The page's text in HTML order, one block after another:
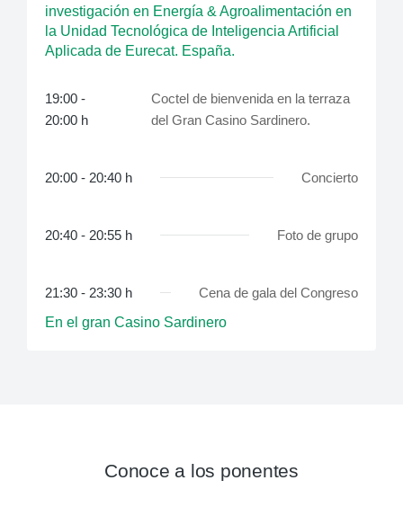
investigación en Energía & Agroalimentación en
la Unidad Tecnológica de Inteligencia Artificial
Aplicada de Eurecat. España.
19:00 -
20:00 h
Coctel de bienvenida en la terraza
del Gran Casino Sardinero.
20:00 - 20:40 h Concierto
20:40 - 20:55 h Foto de grupo
21:30 - 23:30 h
Cena de gala del Congreso
En el gran Casino Sardinero
Conoce a los ponentes